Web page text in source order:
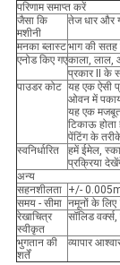
परिणाम समाप्त करें
जैसा कि
मशीनी
तेज धार और
मनका ब्लास्टभाग की सतह
एनोड किए गएकाला, लाल,
प्रकार II के
पाउडर कोट यह एक ऐसी
ओवन में
यह एक
टिकाऊ होता
पेंटिंग के
स्वनिर्धारित
हमें ईमेल,
प्रक्रिया
अन्य
सहनशीलता +/-
समय - सीमा नमूनों के लिए
रेखाचित्र
स्वीकृत
सॉलिड
भुगतान की
शर्तें
व्यापार